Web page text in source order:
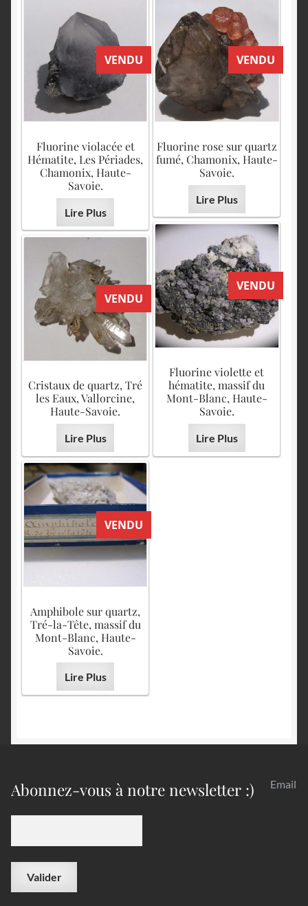
VENDU
Fluorine violacée et
Hématite, Les Périades,
Chamonix, Haute-
Savoie.
Lire Plus
VENDU
Fluorine rose sur quartz
fumé, Chamonix, Haute-
Savoie.
Lire Plus
VENDU
Fluorine violette et
hématite, massif du
Mont-Blanc, Haute-
Savoie.
Lire Plus
VENDU
Cristaux de quartz, Tré
les Eaux, Vallorcine,
Haute-Savoie.
Lire Plus
VENDU
Amphibole sur quartz,
Tré-la-Tête, massif du
Mont-Blanc, Haute-
Savoie.
Lire Plus
Abonnez-vous à notre newsletter :) Email